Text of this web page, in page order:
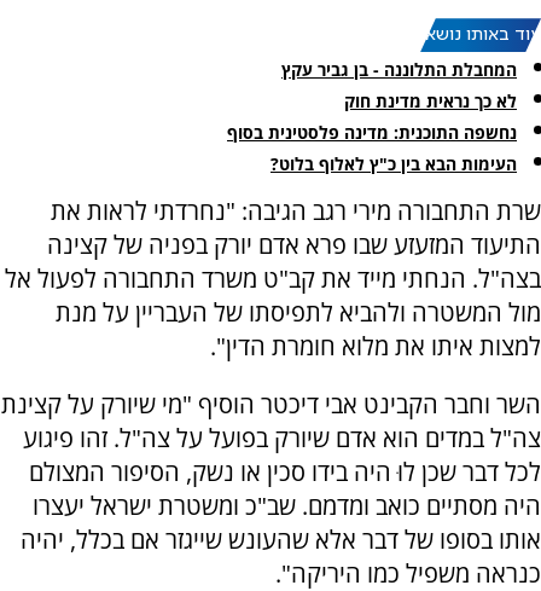
עוד באותו נושא:
המחבלת התלוננה - בן גביר עקץ
לא כך נראית מדינת חוק
נחשפה התוכנית: מדינה פלסטינית בסוף
העימות הבא בין כ"ץ לאלוף בלוט?
שרת התחבורה מירי רגב הגיבה: "נחרדתי לראות את
התיעוד המזעזע שבו פרא אדם יורק בפניה של קצינה
בצה"ל. הנחתי מייד את קב"ט משרד התחבורה לפעול אל
מול המשטרה ולהביא לתפיסתו של העבריין על מנת
למצות איתו את מלוא חומרת הדין".
השר וחבר הקבינט אבי דיכטר הוסיף "מי שיורק על קצינת
צה"ל במדים הוא אדם שיורק בפועל על צה"ל. זהו פיגוע
לכל דבר שכן לוּ היה בידו סכין או נשק, הסיפור המצולם
היה מסתיים כואב ומדמם. ‏שב"כ ומשטרת ישראל יעצרו
אותו בסופו של דבר אלא שהעונש שייגזר אם בכלל, יהיה
כנראה משפיל כמו היריקה".